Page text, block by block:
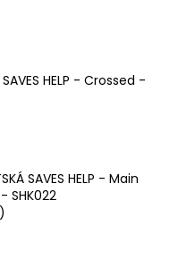
SAVES HELP - Crossed -
SAVES HELP - Main
SHK022